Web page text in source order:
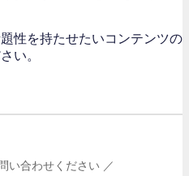
性を持たせたいコンテンツの
い。
い合わせください ／